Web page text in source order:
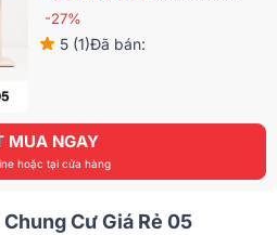
-27%
5 (1)Đã bán:
MUA NGAY
hoặc tại cửa hàng
Cư Giá Rẻ 05